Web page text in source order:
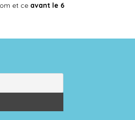
et ce avant le 6